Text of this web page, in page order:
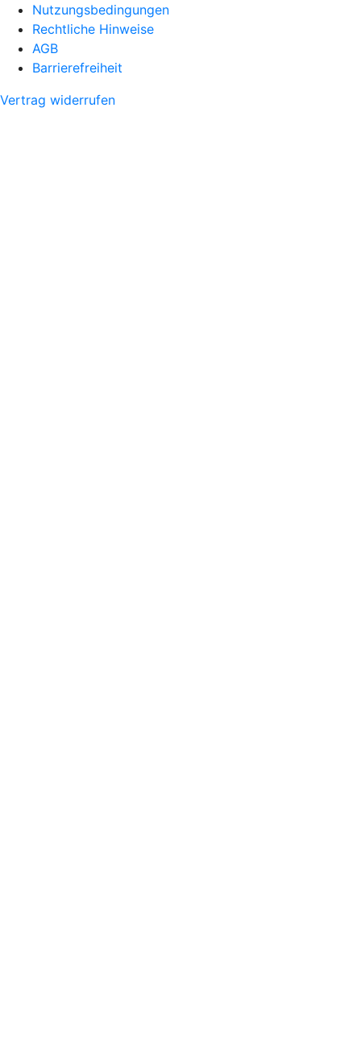
Nutzungsbedingungen
Rechtliche Hinweise
AGB
Barrierefreiheit
Vertrag widerrufen